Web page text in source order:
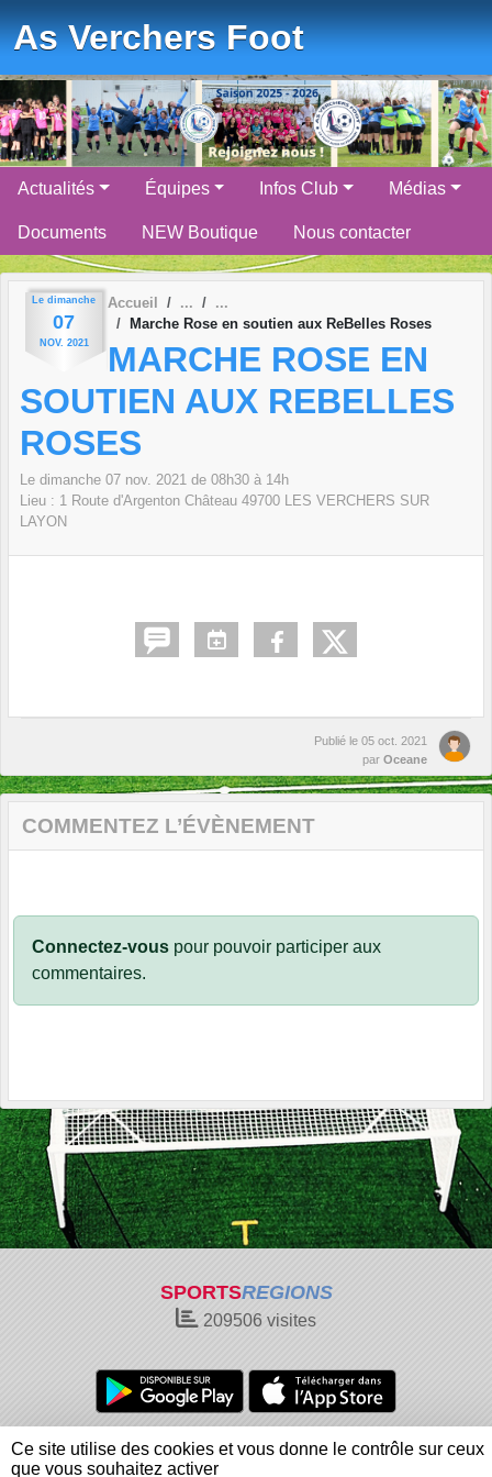
As Verchers Foot
Actualités Équipes Infos Club Médias
Documents NEW Boutique Nous contacter
Le dimanche
07
NOV. 2021
Accueil
Marche Rose en soutien aux ReBelles Roses
MARCHE ROSE EN
SOUTIEN AUX REBELLES
ROSES
Le dimanche 07 nov. 2021 de 08h30 à 14h
Lieu : 1 Route d'Argenton Château 49700 LES VERCHERS SUR
LAYON
Publié le 05 oct. 2021
par Oceane
COMMENTEZ L’ÉVÈNEMENT
Connectez-vous pour pouvoir participer aux
commentaires.
SPORTSREGIONS
209506 visites
Charte cookies
Gestion des cookies
Informations légales
Signaler un contenu inapproprié
Ce site utilise des cookies et vous donne le contrôle sur ceux
que vous souhaitez activer